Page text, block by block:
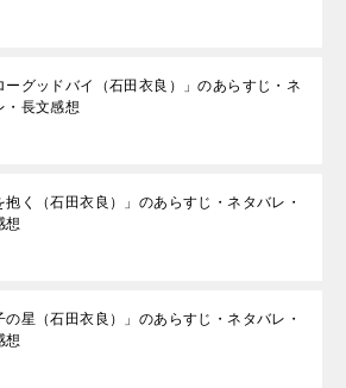
ーグッドバイ（石田衣良）」のあらすじ・ネ
・長文感想
抱く（石田衣良）」のあらすじ・ネタバレ・
想
の星（石田衣良）」のあらすじ・ネタバレ・
想